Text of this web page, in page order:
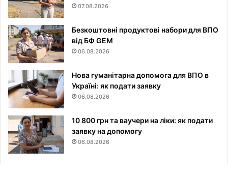
07.08.2026
Безкоштовні продуктові набори для ВПО
від БФ GEM
06.08.2026
Нова гуманітарна допомога для ВПО в
Україні: як подати заявку
06.08.2026
10 800 грн та ваучери на ліки: як подати
заявку на допомогу
06.08.2026